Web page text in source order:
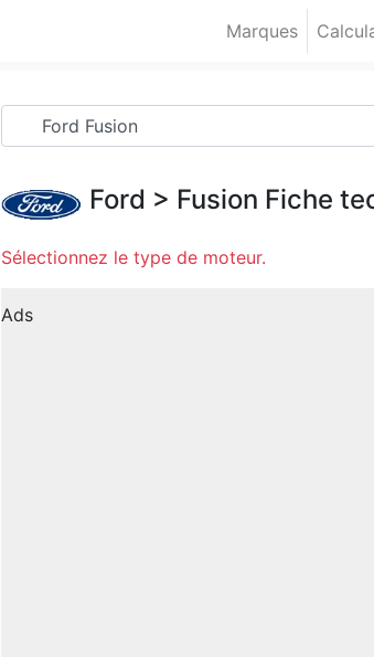
Marques
Ford > Fusion Fiche
Sélectionnez le type de moteur.
Ads